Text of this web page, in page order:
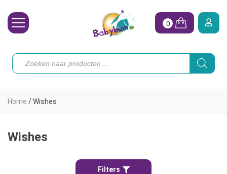
Toebehoren
Koopjes
0
Producten
zoeken
Home /Wishes
Wishes
Filters